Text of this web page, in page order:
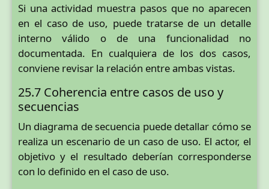
Si una actividad muestra pasos que no aparecen
en el caso de uso, puede tratarse de un detalle
interno válido o de una funcionalidad no
documentada. En cualquiera de los dos casos,
conviene revisar la relación entre ambas vistas.
25.7 Coherencia entre casos de uso y
secuencias
Un diagrama de secuencia puede detallar cómo se
realiza un escenario de un caso de uso. El actor, el
objetivo y el resultado deberían corresponderse
con lo definido en el caso de uso.